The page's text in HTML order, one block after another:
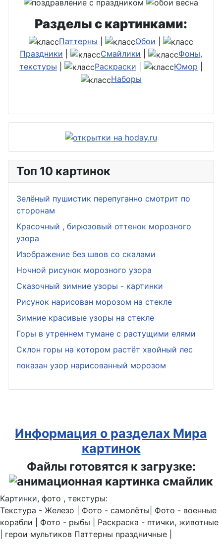
Разделы с картинками:
Паттерны Обои
Праздники
Смайлики
Фоны,
текстуры
Раскраски Юмор
Наборы
Топ 10 картинок
Зелёный пушистик перепуганно смотрит по
сторонам
Красочный , бирюзовый оттенок морозного
узора
Изображение без швов со скалами
Ночной рисунок морозного узора
Сказочный зимние узоры - картинки
Рисунок нарисован морозом на стекле
Зимние красивые узоры на стекле
Горы в утреннем тумане с растущими елями
Склон горы на котором растёт хвойный лес
показан узор нарисованный морозом
Информация о разделах Мира
картинок
Файлы готовятся к загрузке:
Картинки, фото , текстуры:
Текстура - Железо | Фото - самолёты| Фото - военные
корабли | Фото - рыбы | Раскраска - птички, животные
| герои мультиков Паттерны праздничные |